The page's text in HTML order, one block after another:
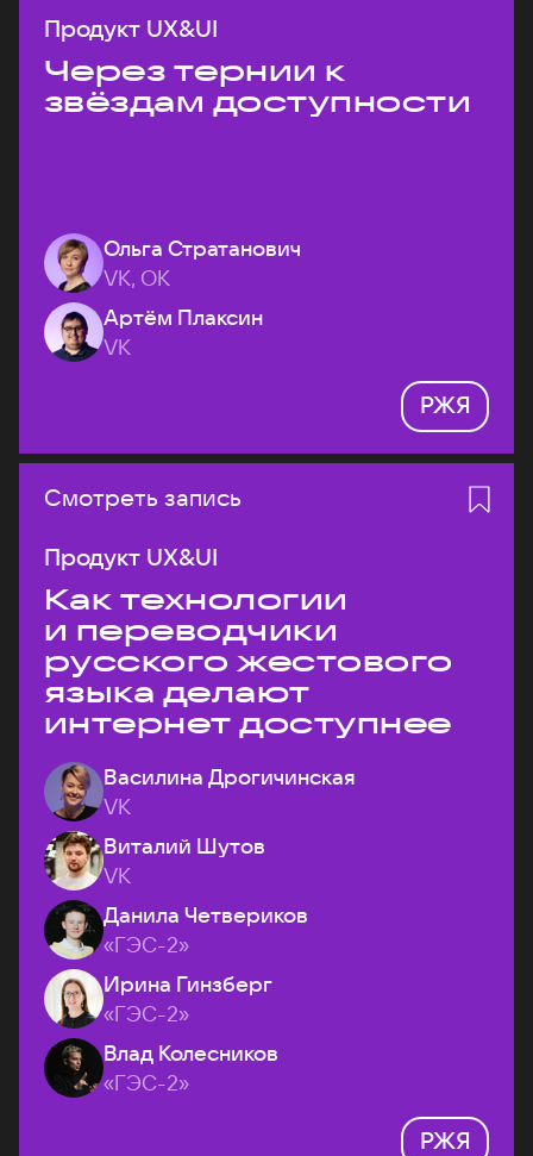
Продукт UX&UI
Через тернии к
звёздам доступности
Ольга Стратанович
VK, ОК
Артём Плаксин
VK
РЖЯ
Смотреть запись
Продукт UX&UI
Как технологии
и переводчики
русского жестового
языка делают
интернет доступнее
Василина Дрогичинская
VK
Виталий Шутов
VK
Данила Четвериков
«ГЭС-2»
Ирина Гинзберг
«ГЭС-2»
Влад Колесников
«ГЭС-2»
РЖЯ